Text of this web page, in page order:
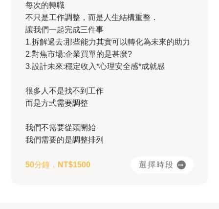
每次的轉職
不只是工作調整，而是人生結構重整．
讓我們一起完成三件事
1.拆解過去:那些能力其實可以轉化為未來的助力
2.對焦市場:企業買單的是甚麼?
3.設計未來:穩定收入*心理安全感*成就感
很多人不是找不到工作
而是方式需要調整
我們不需要從頭開始
我們需要的是調整排列
50分鐘，NT$1500 選擇時段